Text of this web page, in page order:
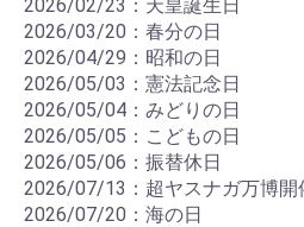
2026/02/23：天皇誕生日
2026/03/20：春分の日
2026/04/29：昭和の日
2026/05/03：憲法記念日
2026/05/04：みどりの日
2026/05/05：こどもの日
2026/05/06：振替休日
2026/07/13：超ヤスナガ万博開
2026/07/20：海の日